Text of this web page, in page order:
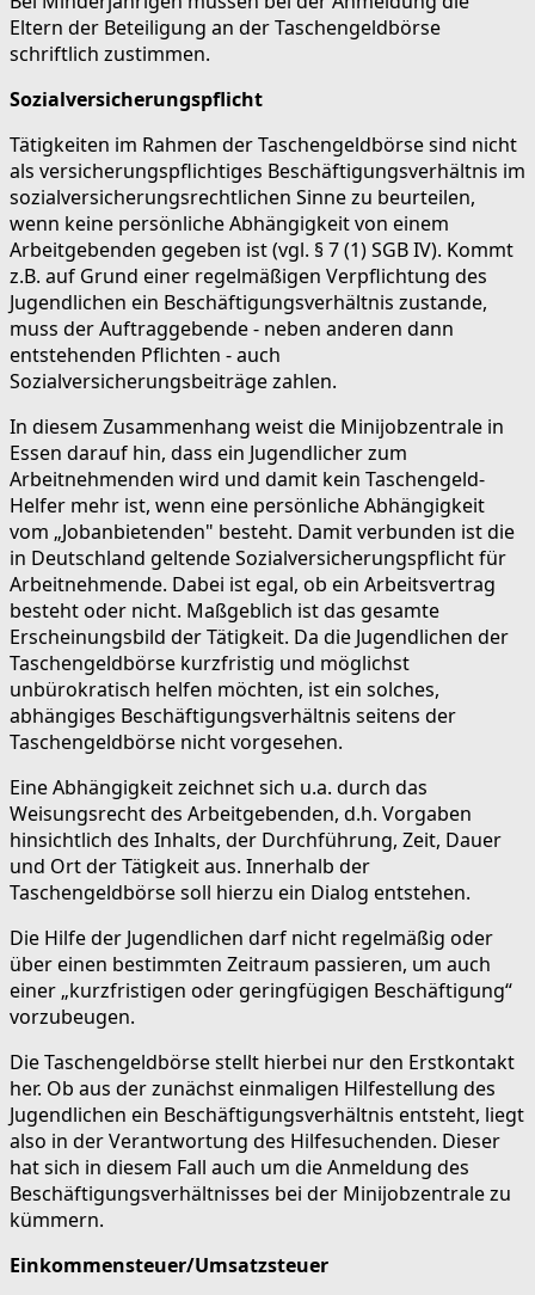
Eltern der Beteiligung an der Taschengeldbörse
schriftlich zustimmen.
Sozialversicherungspflicht
Tätigkeiten im Rahmen der Taschengeldbörse sind nicht
als versicherungspflichtiges Beschäftigungsverhältnis im
sozialversicherungsrechtlichen Sinne zu beurteilen,
wenn keine persönliche Abhängigkeit von einem
Arbeitgebenden gegeben ist (vgl. § 7 (1) SGB IV). Kommt
z.B. auf Grund einer regelmäßigen Verpflichtung des
Jugendlichen ein Beschäftigungsverhältnis zustande,
muss der Auftraggebende - neben anderen dann
entstehenden Pflichten - auch
Sozialversicherungsbeiträge zahlen.
In diesem Zusammenhang weist die Minijobzentrale in
Essen darauf hin, dass ein Jugendlicher zum
Arbeitnehmenden wird und damit kein Taschengeld-
Helfer mehr ist, wenn eine persönliche Abhängigkeit
vom „Jobanbietenden" besteht. Damit verbunden ist die
in Deutschland geltende Sozialversicherungspflicht für
Arbeitnehmende. Dabei ist egal, ob ein Arbeitsvertrag
besteht oder nicht. Maßgeblich ist das gesamte
Erscheinungsbild der Tätigkeit. Da die Jugendlichen der
Taschengeldbörse kurzfristig und möglichst
unbürokratisch helfen möchten, ist ein solches,
abhängiges Beschäftigungsverhältnis seitens der
Taschengeldbörse nicht vorgesehen.
Eine Abhängigkeit zeichnet sich u.a. durch das
Weisungsrecht des Arbeitgebenden, d.h. Vorgaben
hinsichtlich des Inhalts, der Durchführung, Zeit, Dauer
und Ort der Tätigkeit aus. Innerhalb der
Taschengeldbörse soll hierzu ein Dialog entstehen.
Die Hilfe der Jugendlichen darf nicht regelmäßig oder
über einen bestimmten Zeitraum passieren, um auch
einer „kurzfristigen oder geringfügigen Beschäftigung“
vorzubeugen.
Die Taschengeldbörse stellt hierbei nur den Erstkontakt
her. Ob aus der zunächst einmaligen Hilfestellung des
Jugendlichen ein Beschäftigungsverhältnis entsteht, liegt
also in der Verantwortung des Hilfesuchenden. Dieser
hat sich in diesem Fall auch um die Anmeldung des
Beschäftigungsverhältnisses bei der Minijobzentrale zu
kümmern.
Einkommensteuer/Umsatzsteuer